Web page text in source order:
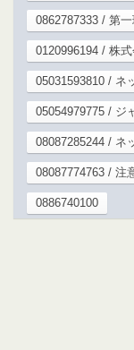
0862787333 / 第
0120996194 / 株
05031593810 / ネ
05054979775 / ジ
08087285244 / ネ
08087774763 / 注
0886740100